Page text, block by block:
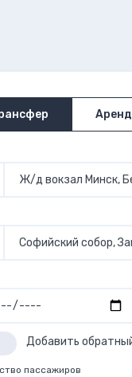
Добавить
пассажиров